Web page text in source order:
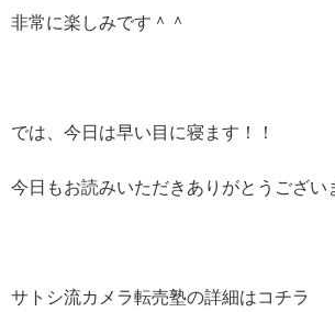
非常に楽しみです＾＾
では、今日は早い目に寝ます！！
今日もお読みいただきありがとうござい
サトシ流カメラ転売塾の詳細はコチラ